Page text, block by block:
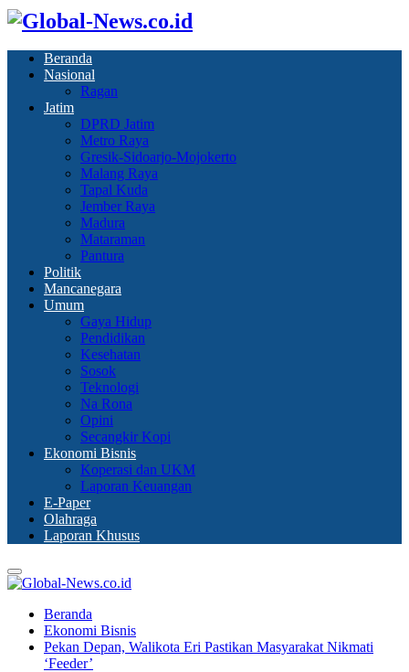
Beranda
Nasional
Ragan
Jatim
DPRD Jatim
Metro Raya
Gresik-Sidoarjo-Mojokerto
Malang Raya
Tapal Kuda
Jember Raya
Madura
Mataraman
Pantura
Politik
Mancanegara
Umum
Gaya Hidup
Pendidikan
Kesehatan
Sosok
Teknologi
Na Rona
Opini
Secangkir Kopi
Ekonomi Bisnis
Koperasi dan UKM
Laporan Keuangan
E-Paper
Olahraga
Laporan Khusus
Primary
Menu
Beranda
Ekonomi Bisnis
Pekan Depan, Walikota Eri Pastikan Masyarakat Nikmati
‘Feeder’